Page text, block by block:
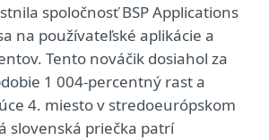
spoločnosť BSP Applications
na používateľské aplikácie a
Tento nováčik dosiahol za
1 004-percentný rast a
4. miesto v stredoeurópskom
slovenská priečka patrí